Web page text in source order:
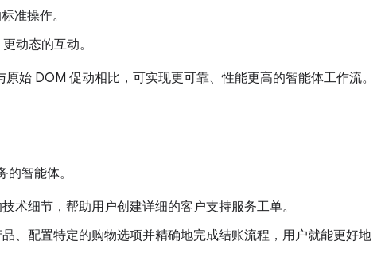
准操作。
动态的互动。
始 DOM 促动相比，可实现更可靠、性能更高的智能体工作流。
智能体。
术细节，帮助用户创建详细的客户支持服务工单。
、配置特定的购物选项并精确地完成结账流程，用户就能更好地